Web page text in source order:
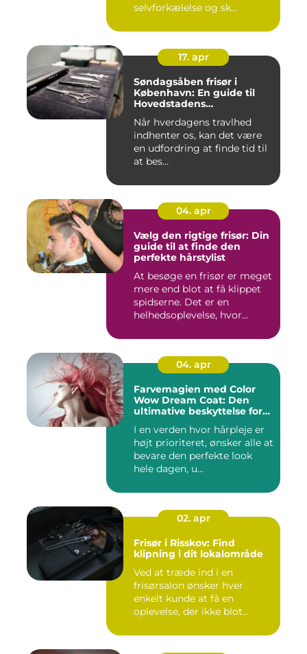
selvforkælelse og sk...
17. apr
Søndagsåben frisør i
København: En guide til
Hovedstadens
Når hverdagens travlhed
indhenter os, kan det være
en udfordring at finde tid til
at bes...
04. apr
Vælg den rigtige frisør: Din
guide til at finde den
perfekte hårstylist
At besøge en frisør er meget
mere end blot at få klippet
spidserne. Det er en
helhedsoplevelse, hvor...
04. apr
Farvemagien med Color
Wow Dream Coat: Den
ultimative beskyttelse for
I en verden hvor hårpleje er
højt prioriteret, ønsker alle at
bevare den perfekte look
hele dagen, u...
02. apr
Frisør i Risskov: Find
klipning i dit lokalområde
Ved at træde ind i en
frisørsalon ønsker hver
enkelt kunde at få en
oplevelse, der ikke blot